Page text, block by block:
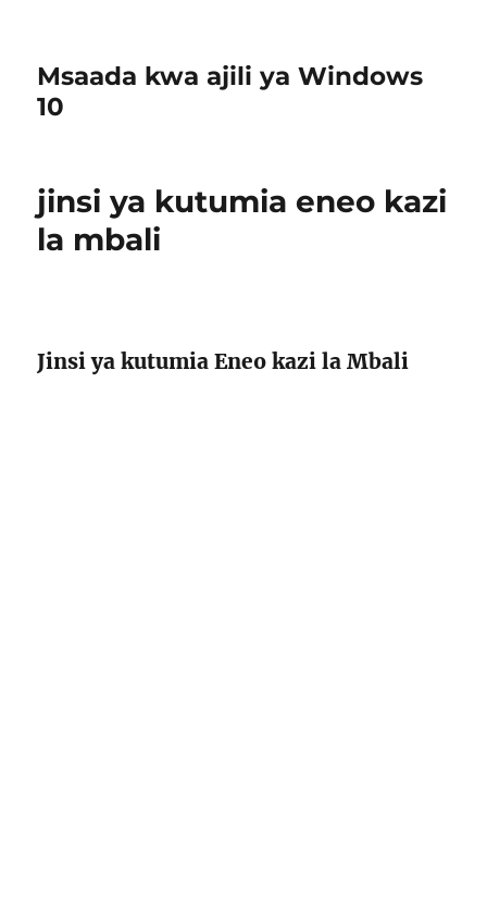
Msaada kwa ajili ya Windows
10
jinsi ya kutumia eneo kazi
la mbali
Jinsi ya kutumia Eneo kazi la Mbali